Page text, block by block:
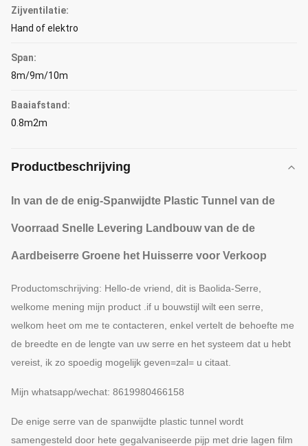
Zijventilatie:
Hand of elektro
Span:
8m/9m/10m
Baaiafstand:
0.8m2m
Productbeschrijving
In van de de enig-Spanwijdte Plastic Tunnel van de
Voorraad Snelle Levering Landbouw van de de
Aardbeiserre Groene het Huisserre voor Verkoop
Productomschrijving: Hello-de vriend, dit is Baolida-Serre,
welkome mening mijn product .if u bouwstijl wilt een serre,
welkom heet om me te contacteren, enkel vertelt de behoefte me
de breedte en de lengte van uw serre en het systeem dat u hebt
vereist, ik zo spoedig mogelijk geven=zal= u citaat.
Mijn whatsapp/wechat: 8619980466158
De enige serre van de spanwijdte plastic tunnel wordt
samengesteld door hete gegalvaniseerde pijp met drie lagen film